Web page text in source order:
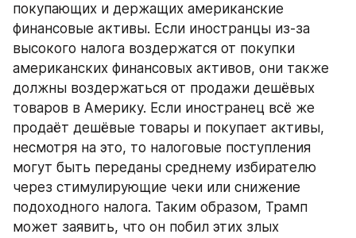
покупающих и держащих американские
финансовые активы. Если иностранцы из-за
высокого налога воздержатся от покупки
американских финансовых активов, они также
должны воздержаться от продажи дешёвых
товаров в Америку. Если иностранец всё же
продаёт дешёвые товары и покупает активы,
несмотря на это, то налоговые поступления
могут быть переданы среднему избирателю
через стимулирующие чеки или снижение
подоходного налога. Таким образом, Трамп
может заявить, что он побил этих злых